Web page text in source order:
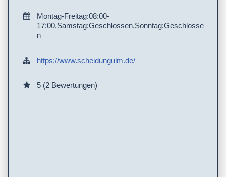
Montag-Freitag:08:00-
17:00,Samstag:Geschlossen,Sonntag:Geschlosse
n
https://www.scheidungulm.de/
5 (2 Bewertungen)